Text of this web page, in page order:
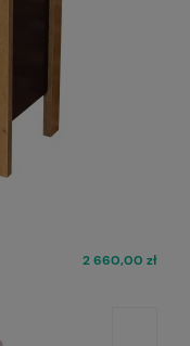
2 660,00 zł